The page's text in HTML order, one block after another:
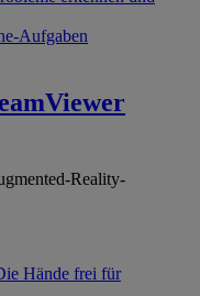
Aufgaben
Reality-
Hände frei für